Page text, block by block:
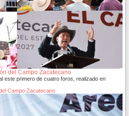
del Campo Zacatecano
este primero de cuatro foros, realizado en
Campo Zacatecano